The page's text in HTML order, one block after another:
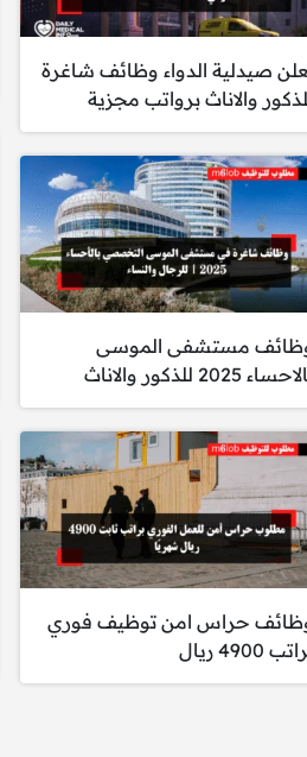
صيدلية الدواء وظائف شاغرة
والاناث برواتب مجزية
مستشفى الموسى
2025 للذكور والاناث
حراس امن توظيف فوري
4900 ريال